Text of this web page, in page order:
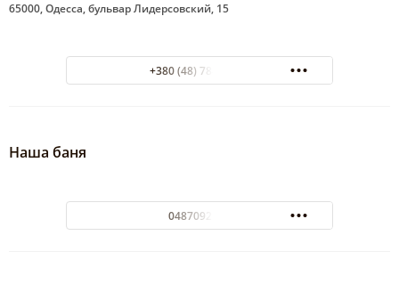
65000, Одесса, бульвар Лидерсовский, 15
+380 (48) 784-85-65
Наша баня
0487092190